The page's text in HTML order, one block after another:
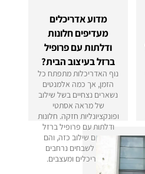
מדוע אדריכלים
מעדיפים חלונות
ודלתות עם פרופיל
ברזל בעיצוב הבית?
נוף האדריכלות מתפתח כל
הזמן, אך כמה אלמנטים
נשארים נצחיים בשל שילוב
של מראה אסתטי
ופונקציונליות חזקה. חלונות
ודלתות עם פרופיל ברזל
מייצגים שילוב כזה, והם
זוכים לשבחים נרחבים
מאדריכלים ומעצבים.